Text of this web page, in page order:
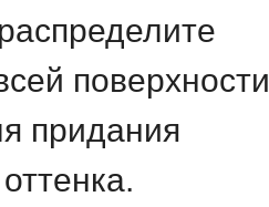
поверхности
придания